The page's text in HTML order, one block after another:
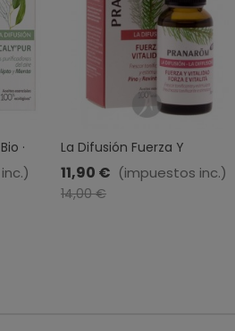
·
La Difusión Fuerza Y
Vitalidad Esencia BIO ·
Pranarom · 30 Ml
11,90 € (impuestos inc.)
14,00 €